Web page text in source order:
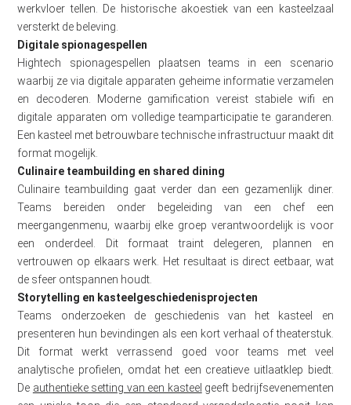
werkvloer tellen. De historische akoestiek van een kasteelzaal
versterkt de beleving.
Digitale spionagespellen
Hightech spionagespellen plaatsen teams in een scenario
waarbij ze via digitale apparaten geheime informatie verzamelen
en decoderen. Moderne gamification vereist stabiele wifi en
digitale apparaten om volledige teamparticipatie te garanderen.
Een kasteel met betrouwbare technische infrastructuur maakt dit
format mogelijk.
Culinaire teambuilding en shared dining
Culinaire teambuilding gaat verder dan een gezamenlijk diner.
Teams bereiden onder begeleiding van een chef een
meergangenmenu, waarbij elke groep verantwoordelijk is voor
een onderdeel. Dit formaat traint delegeren, plannen en
vertrouwen op elkaars werk. Het resultaat is direct eetbaar, wat
de sfeer ontspannen houdt.
Storytelling en kasteelgeschiedenisprojecten
Teams onderzoeken de geschiedenis van het kasteel en
presenteren hun bevindingen als een kort verhaal of theaterstuk.
Dit format werkt verrassend goed voor teams met veel
analytische profielen, omdat het een creatieve uitlaatklep biedt.
De authentieke setting van een kasteel geeft bedrijfsevenementen